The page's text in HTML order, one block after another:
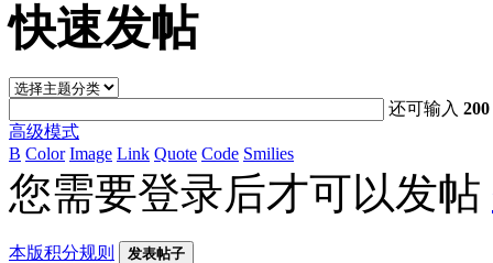
快速发帖
还可输入200
高级模式
B Color Image Link Quote Code Smilies
您需要登录后才可以发帖
本版积分规则 发表帖子